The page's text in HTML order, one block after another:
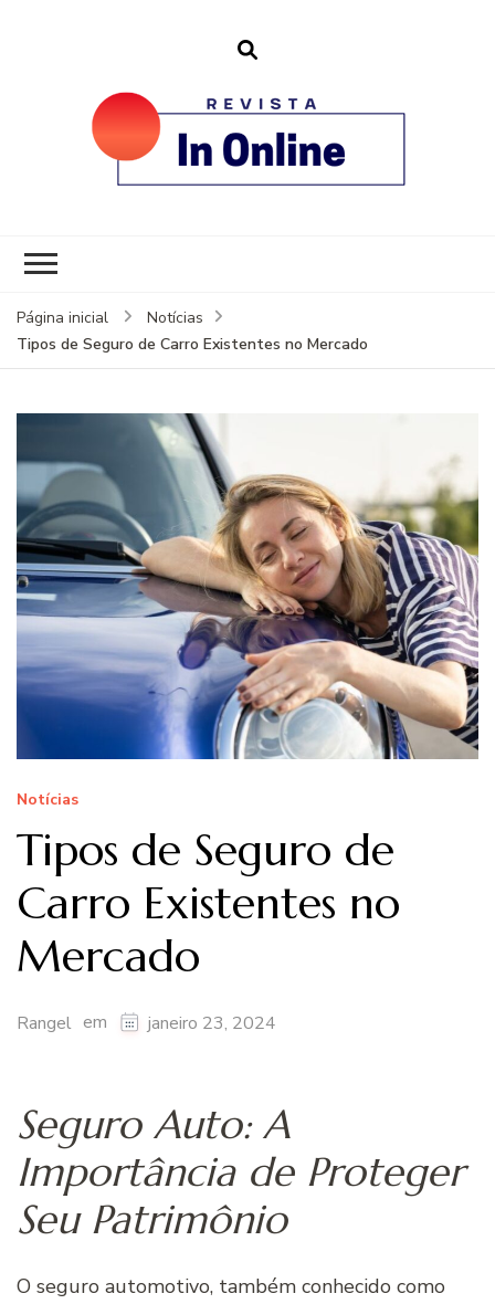
Página inicial
Notícias
Tipos de Seguro de Carro Existentes no Mercado
Notícias
Tipos de Seguro de
Carro Existentes no
Mercado
Rangel em janeiro 23, 2024
Seguro Auto: A
Importância de Proteger
Seu Patrimônio
O seguro automotivo, também conhecido como